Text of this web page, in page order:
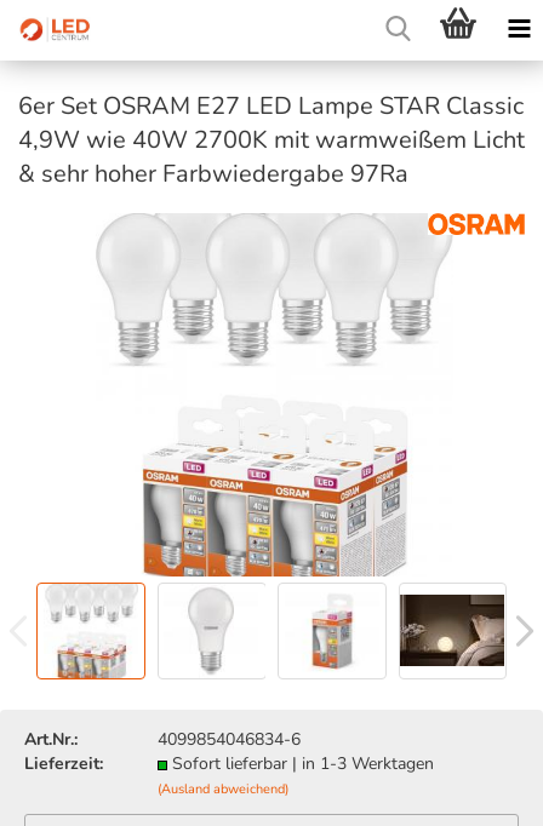
6er Set OSRAM E27 LED Lampe STAR Classic
4,9W wie 40W 2700K mit warmweißem Licht
& sehr hoher Farbwiedergabe 97Ra
Art.Nr.:
4099854046834-6
Lieferzeit:
Sofort lieferbar | in 1-3 Werktagen
(Ausland abweichend)